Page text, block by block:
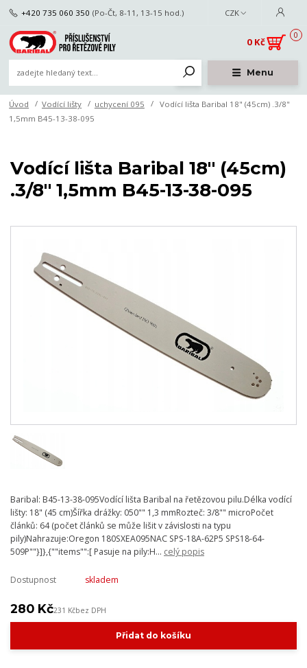
Menu
CZK
+420 735 060 350 (Po-Čt, 8-11, 13-15 hod.)
0
0 Kč
Úvod Vodící lišty uchycení 095
Vodící lišta Baribal 18" (45cm) .3/8"
1,5mm B45-13-38-095
Vodící lišta Baribal 18" (45cm)
.3/8" 1,5mm B45-13-38-095
Baribal: B45-13-38-095Vodící lišta Baribal na řetězovou pilu.Délka vodící
lišty: 18" (45 cm)Šířka drážky: 050"" 1,3 mmRozteč: 3/8"" microPočet
článků: 64 (počet článků se může lišit v závislosti na typu
pily)Nahrazuje:Oregon 180SXEA095NAC SPS-18A-62P5 SPS18-64-
509P""}]},{""items"":[ Pasuje na pily:H... celý popis
Dostupnost skladem
280 Kč231 Kčbez DPH
Přidat do košíku